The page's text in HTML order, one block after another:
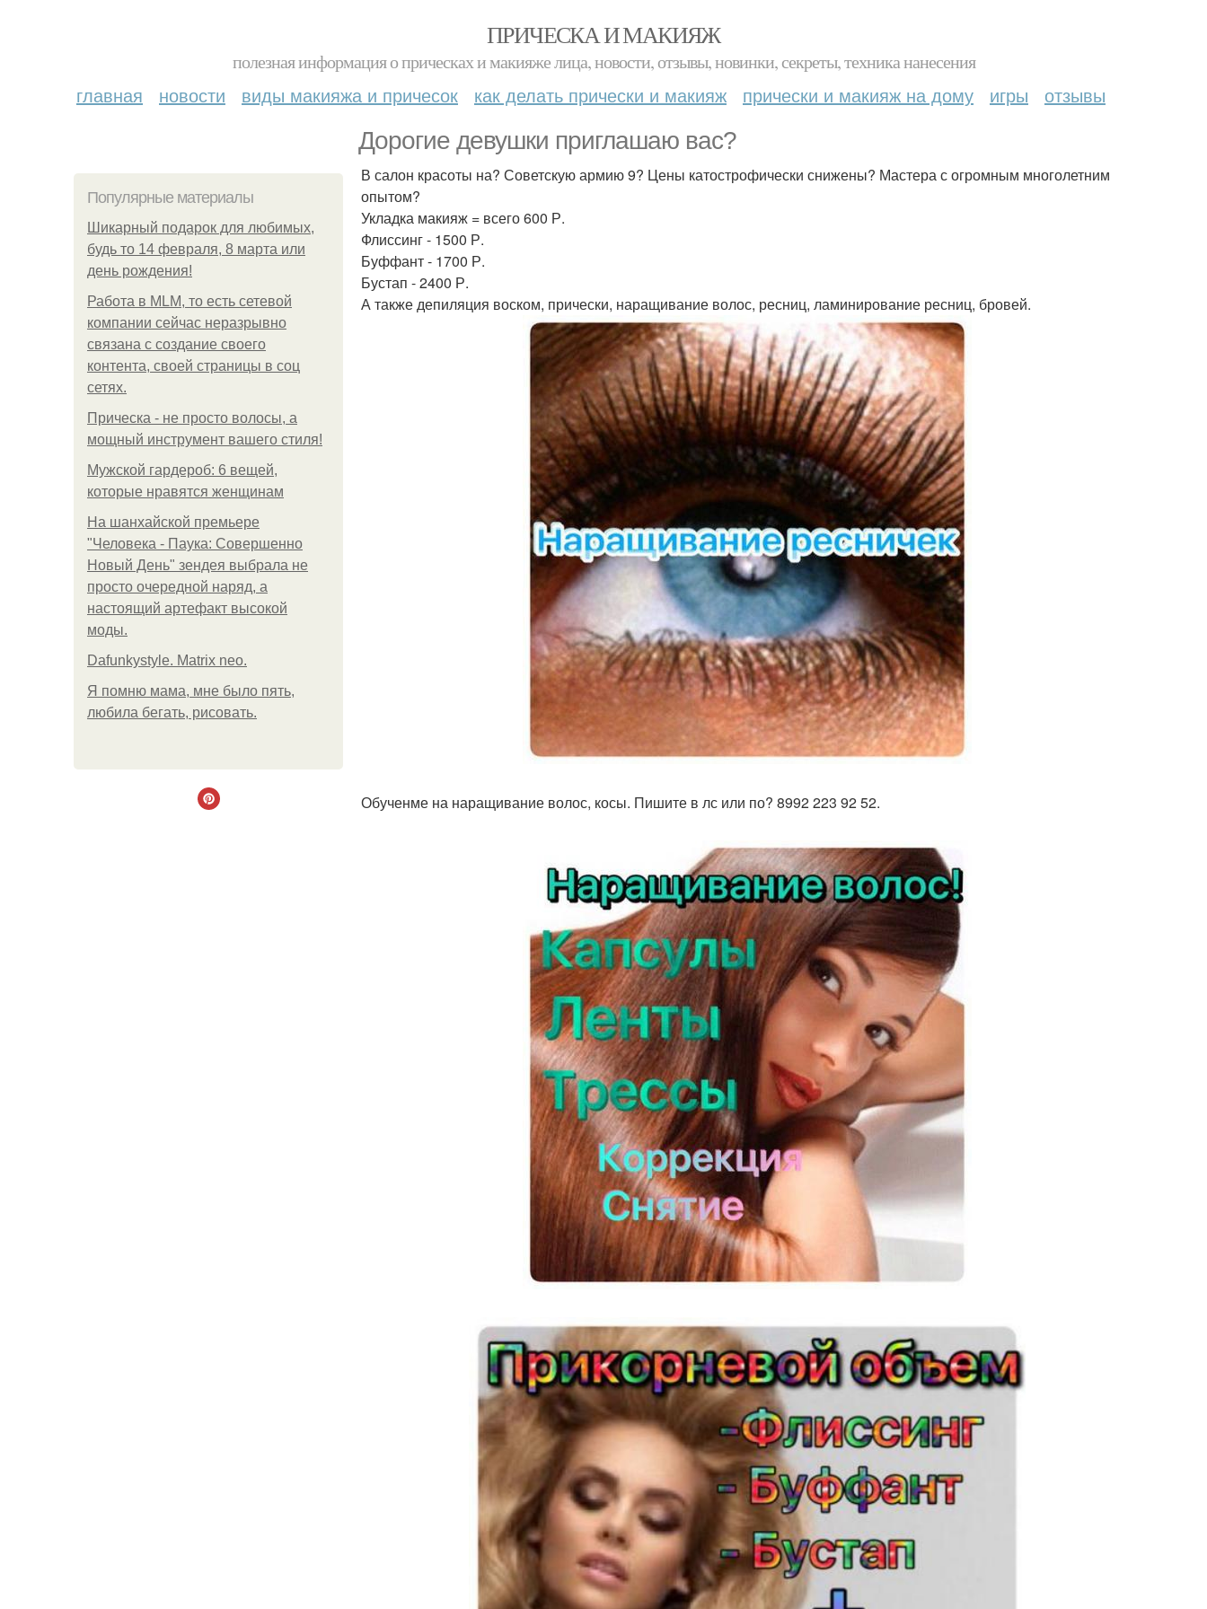
ПРИЧЕСКА И МАКИЯЖ
полезная информация о прическах и макияже лица, новости, отзывы, новинки, секреты, техника нанесения
главная новости виды макияжа и причесок как делать прически и макияж прически и макияж на дому игры отзывы
Дорогие девушки приглашаю вас?
Популярные материалы
Шикарный подарок для любимых,
будь то 14 февраля, 8 марта или
день рождения!
Работа в MLM, то есть сетевой
компании сейчас неразрывно
связана с создание своего
контента, своей страницы в соц
сетях.
Прическа - не просто волосы, а
мощный инструмент вашего стиля!
Мужской гардероб: 6 вещей,
которые нравятся женщинам
На шанхайской премьере
"Человека - Паука: Совершенно
Новый День" зендея выбрала не
просто очередной наряд, а
настоящий артефакт высокой
моды.
Dafunkystyle. Matrix neo.
Я помню мама, мне было пять,
любила бегать, рисовать.
В салон красоты на? Советскую армию 9? Цены катострофически снижены? Мастера с огромным многолетним
опытом?
Укладка макияж = всего 600 Р.
Флиссинг - 1500 Р.
Буффант - 1700 Р.
Бустап - 2400 Р.
А также депиляция воском, прически, наращивание волос, ресниц, ламинирование ресниц, бровей.
Обученме на наращивание волос, косы. Пишите в лс или по? 8992 223 92 52.